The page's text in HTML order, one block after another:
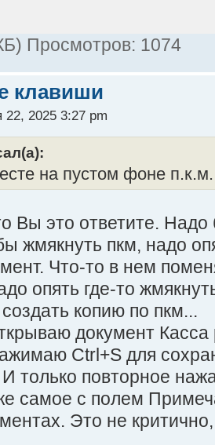
Просмотров: 1074
клавиши
22, 2025 3:27 pm
на пустом фоне
Вы это ответите.
жмякнуть пкм, надо
Что-то в нем
опять где-то
копию по пкм...
документ
Ctrl+S для
только повторное
самое с полем
Это не